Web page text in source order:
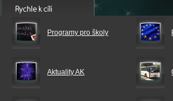
Programy pro školy
Aktuality AK